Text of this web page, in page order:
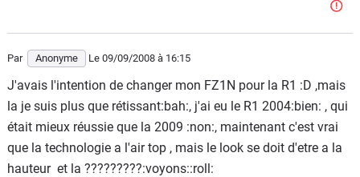
Par Anonyme Le 09/09/2008 à 16:15
J'avais l'intention de changer mon FZ1N pour la R1 :D ,mais
la je suis plus que rétissant:bah:, j'ai eu le R1 2004:bien: , qui
était mieux réussie que la 2009 :non:, maintenant c'est vrai
que la technologie a l'air top , mais le look se doit d'etre a la
hauteur et la ?????????:voyons::roll: